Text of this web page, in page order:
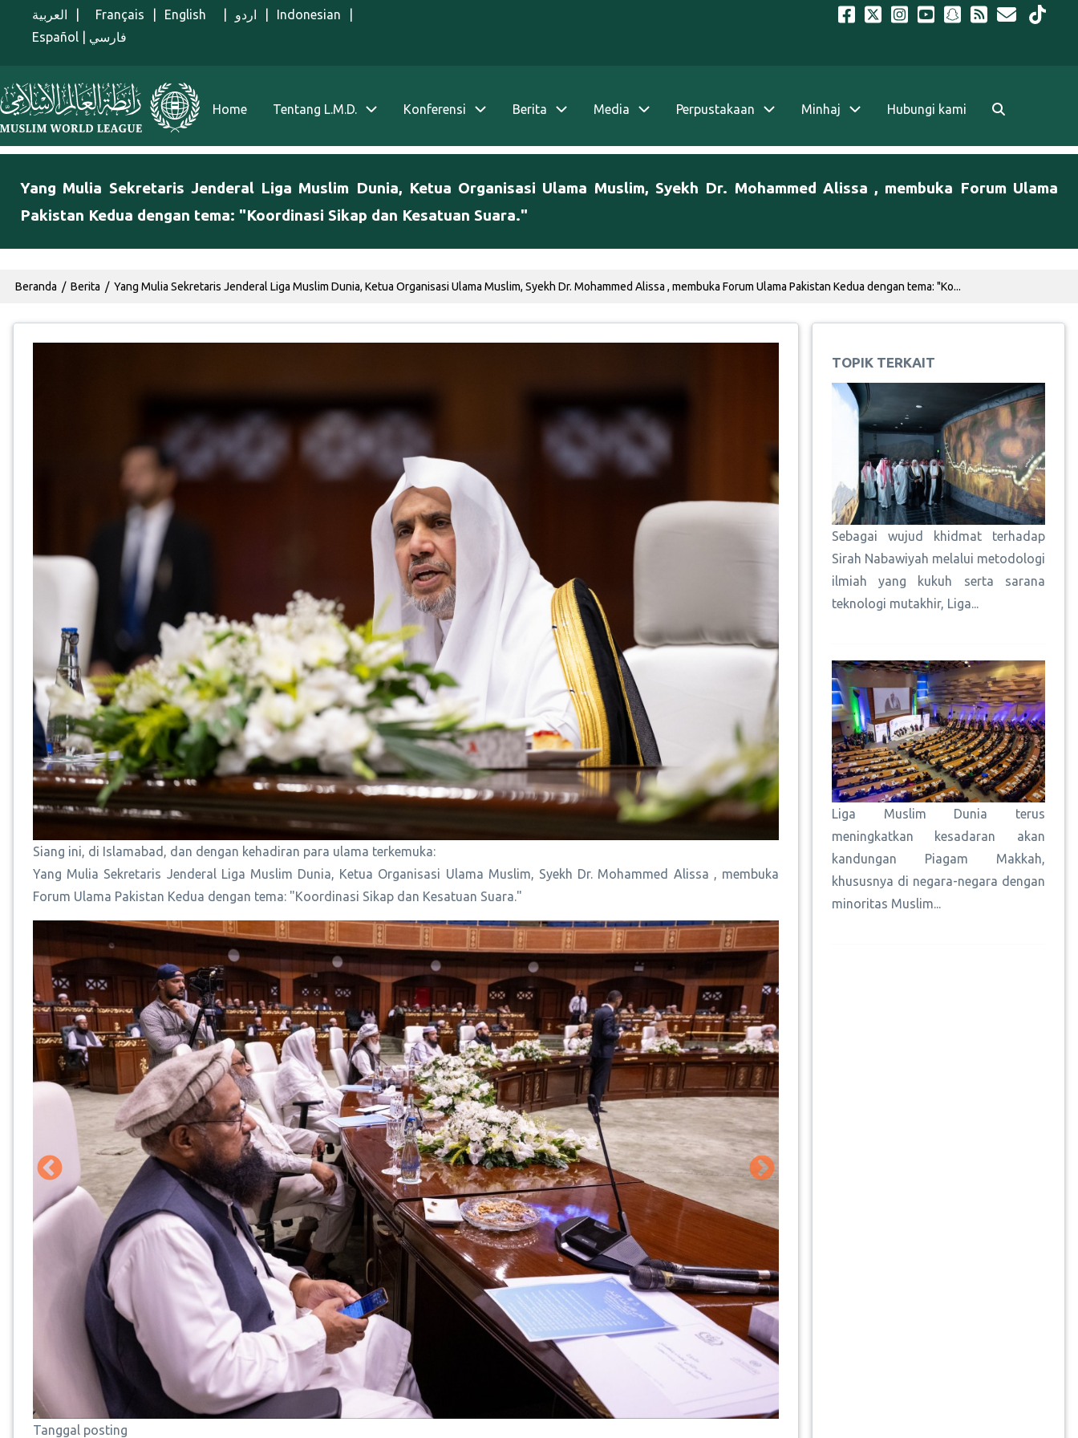
Lompat ke isi utama
العربية Français English اردو Indonesian
Español
فارسي
Menu Indonesian
Home Tentang L.M.D. Konferensi Berita Media Perpustakaan Minhaj Hubungi kami
Yang Mulia Sekretaris Jenderal Liga Muslim Dunia, Ketua Organisasi Ulama Muslim, Syekh Dr. Mohammed Alissa , membuka Forum Ulama
Pakistan Kedua dengan tema: "Koordinasi Sikap dan Kesatuan Suara."
Breadcrumb
Beranda Berita Yang Mulia Sekretaris Jenderal Liga Muslim Dunia, Ketua Organisasi Ulama Muslim, Syekh Dr. Mohammed Alissa , membuka Forum Ulama Pakistan Kedua dengan tema: "Ko...
Siang ini, di Islamabad, dan dengan kehadiran para ulama terkemuka:
Yang Mulia Sekretaris Jenderal Liga Muslim Dunia, Ketua Organisasi Ulama Muslim, Syekh Dr. Mohammed Alissa , membuka
Forum Ulama Pakistan Kedua dengan tema: "Koordinasi Sikap dan Kesatuan Suara."
Tanggal posting
TOPIK TERKAIT
Sebagai wujud khidmat terhadap
Sirah Nabawiyah melalui metodologi
ilmiah yang kukuh serta sarana
teknologi mutakhir, Liga...
Liga Muslim Dunia terus
meningkatkan kesadaran akan
kandungan Piagam Makkah,
khususnya di negara-negara dengan
minoritas Muslim...